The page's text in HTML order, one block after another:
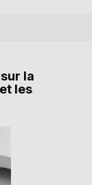
la
les